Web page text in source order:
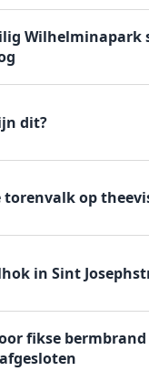
Wilhelminapark
dit?
torenvalk op
in Sint
fikse bermbrand